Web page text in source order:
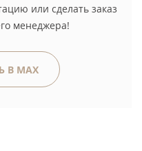
или сделать заказ
менеджера!
В MAX